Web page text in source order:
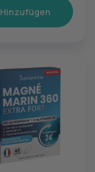
Hinzufügen